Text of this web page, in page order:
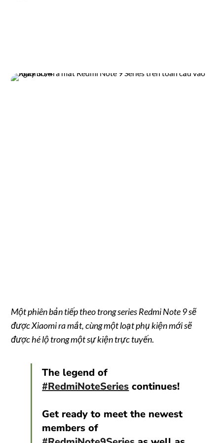
Một phiên bản tiếp theo trong series Redmi Note 9 sẽ
được Xiaomi ra mắt, cùng một loạt phụ kiện mới sẽ
được hé lộ trong một sự kiện trực tuyến.
The legend of
#RedmiNoteSeries continues!
Get ready to meet the newest
members of